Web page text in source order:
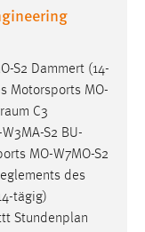
S2 Dammert (14-
Motorsports MO-
C3
S2 BU-
MO-W7MO-S2
des
tägig)
Stundenplan